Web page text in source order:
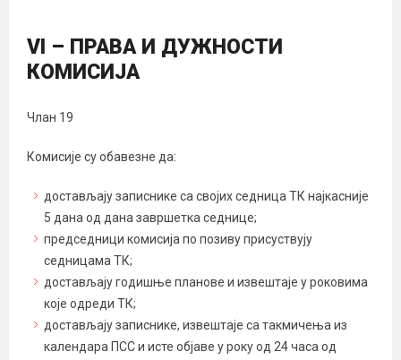
VI – ПРАВА И ДУЖНОСТИ
КОМИСИЈА
Члан 19
Комисије су обавезне да:
достављају записнике са својих седница ТК најкасније
5 дана од дана завршетка седнице;
председници комисија по позиву присуствују
седницама ТК;
достављају годишње планове и извештаје у роковима
које одреди ТК;
достављају записнике, извештаје са такмичења из
календара ПСС и исте објаве у року од 24 часа од